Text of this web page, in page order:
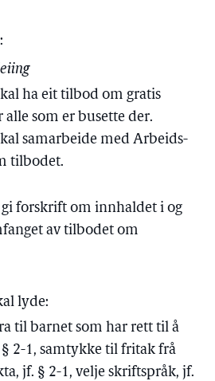
ha eit tilbod om gratis
som er busette der.
samarbeide med Arbeids-
tilbodet.
forskrift om innhaldet i og
av tilbodet om
lyde:
til barnet som har rett til å
2-1, samtykke til fritak frå
jf. § 2-1, velje skriftspråk, jf.